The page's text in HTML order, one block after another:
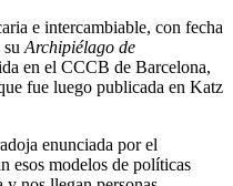
e intercambiable, con fecha
Archipiélago de
en el CCCB de Barcelona,
fue luego publicada en Katz
enunciada por el
esos modelos de políticas